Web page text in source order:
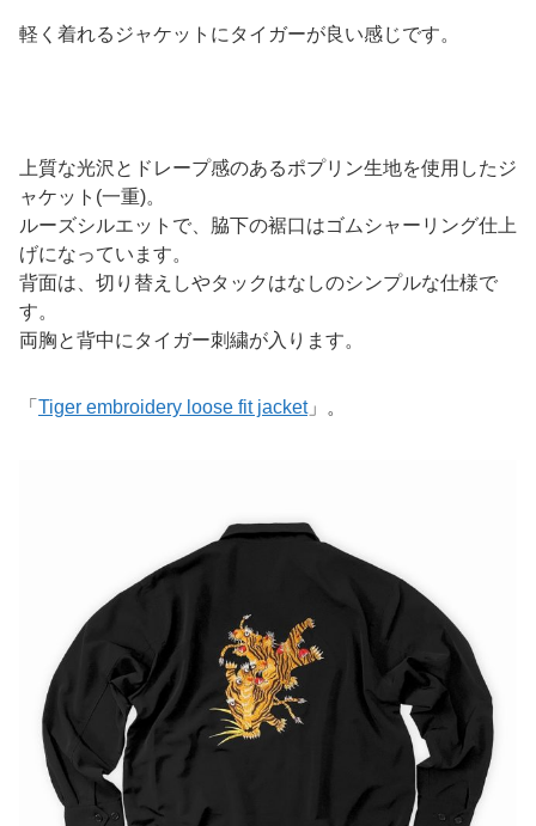
軽く着れるジャケットにタイガーが良い感じです。
上質な光沢とドレープ感のあるポプリン生地を使用したジ
ャケット(一重)。
ルーズシルエットで、脇下の裾口はゴムシャーリング仕上
げになっています。
背面は、切り替えしやタックはなしのシンプルな仕様で
す。
両胸と背中にタイガー刺繍が入ります。
「 Tiger embroidery loose fit jacket」。